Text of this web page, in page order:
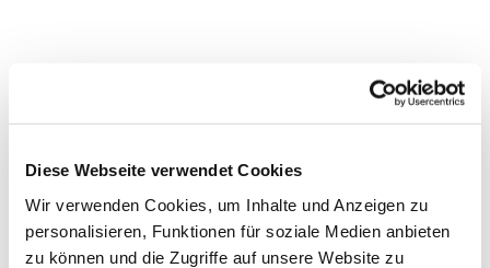
Diese Webseite verwendet Cookies
Wir verwenden Cookies, um Inhalte und Anzeigen zu
personalisieren, Funktionen für soziale Medien anbieten
zu können und die Zugriffe auf unsere Website zu